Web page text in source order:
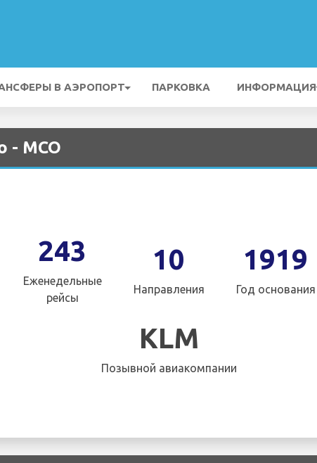
В АЭРОПОРТ ПАРКОВКА ИНФОРМАЦИЯ
- MCO
243
Еженедельные
рейсы
10
Направления
1919
Год основания
KLM
Позывной авиакомпании